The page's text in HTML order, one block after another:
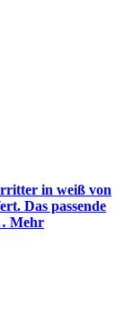
in weiß von
Das passende
Mehr